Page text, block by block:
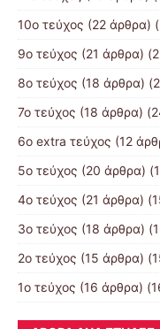
10o τεύχος (22 άρθρα)
9ο τεύχος (21 άρθρα)
8ο τεύχος (18 άρθρα)
7ο τεύχος (18 άρθρα)
6ο extra τεύχος (12
5ο τεύχος (20 άρθρα)
4ο τεύχος (21 άρθρα)
3ο τεύχος (18 άρθρα)
2ο τεύχος (15 άρθρα)
1ο τεύχος (16 άρθρα)